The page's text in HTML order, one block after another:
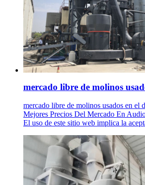
mercado libre de molinos
mercado libre de molinos usados en el
Mejores Precios Del Mercado En
El uso de este sitio web implica la